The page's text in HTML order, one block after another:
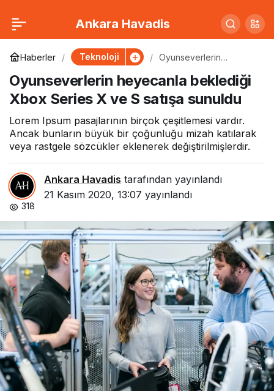
Ankara Havadis
Haberler Teknoloji
Oyunseverlerin
Xbox Series X ve S
satışa sunuldu
Oyunseverlerin heyecanla beklediği
Xbox Series X ve S satışa sunuldu
Lorem Ipsum pasajlarının birçok çeşitlemesi vardır.
Ancak bunların büyük bir çoğunluğu mizah katılarak
veya rastgele sözcükler eklenerek değiştirilmişlerdir.
Ankara Havadis tarafından yayınlandı
21 Kasım 2020, 13:07 yayınlandı
318
‘Turgutlar’ suç örgütüne
operasyon: 27 gözaltı
0 Paylaş